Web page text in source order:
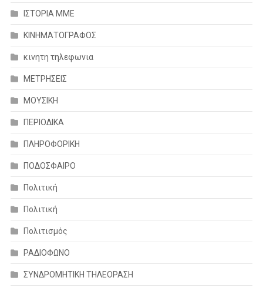
ΙΣΤΟΡΙΑ ΜΜΕ
ΚΙΝΗΜΑΤΟΓΡΑΦΟΣ
κινητη τηλεφωνια
ΜΕΤΡΗΣΕΙΣ
ΜΟΥΣΙΚΗ
ΠΕΡΙΟΔΙΚΑ
ΠΛΗΡΟΦΟΡΙΚΗ
ΠΟΔΟΣΦΑΙΡΟ
Πολιτική
Πολιτική
Πολιτισμός
ΡΑΔΙΟΦΩΝΟ
ΣΥΝΔΡΟΜΗΤΙΚΗ ΤΗΛΕΟΡΑΣΗ